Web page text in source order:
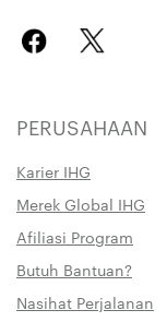
PERUSAHAAN
Karier IHG
Merek Global IHG
Afiliasi Program
Butuh Bantuan?
Nasihat Perjalanan